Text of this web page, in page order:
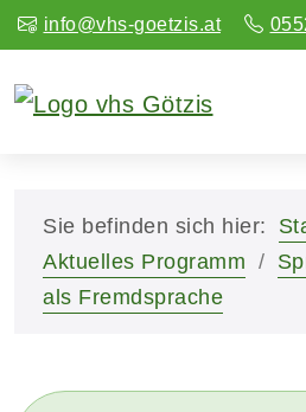
info@vhs-goetzis.at
Sie befinden sich hier:
Aktuelles Programm
als Fremdsprache